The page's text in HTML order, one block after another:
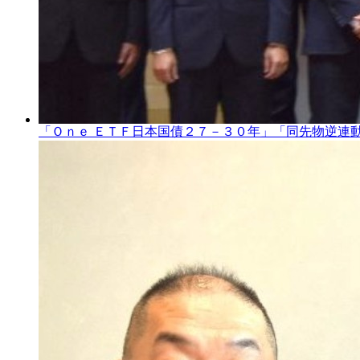
「Ｏｎｅ ＥＴＦ日本国債２７－３０年」「同先物逆